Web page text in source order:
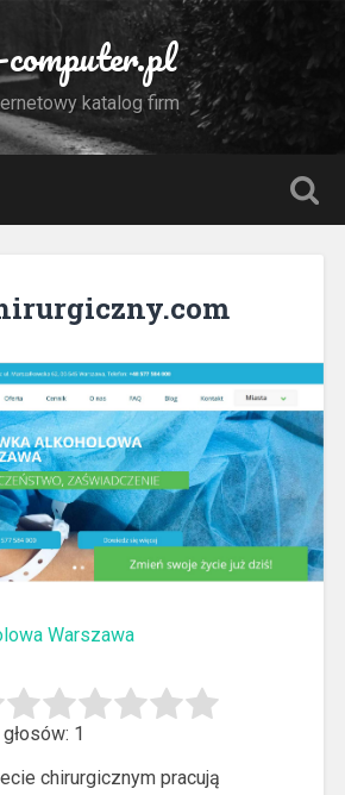
computer.pl
katalog firm
Warszawa
1
chirurgicznym pracują